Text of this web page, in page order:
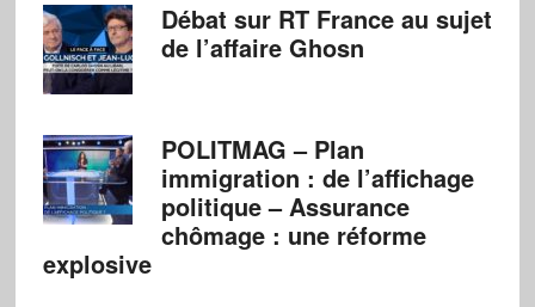
Débat sur RT France au sujet
de l’affaire Ghosn
POLITMAG – Plan
immigration : de l’affichage
politique – Assurance
chômage : une réforme
explosive